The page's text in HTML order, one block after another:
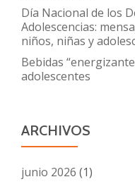
Día Nacional de los
Adolescencias:
niños, niñas y
Bebidas
adolescentes
ARCHIVOS
junio 2026 (1)